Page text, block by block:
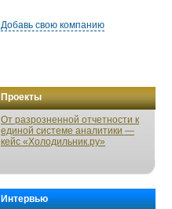
Добавь свою компанию
Проекты
От разрозненной отчетности к
единой системе аналитики —
кейс «Холодильник.ру»
Интервью